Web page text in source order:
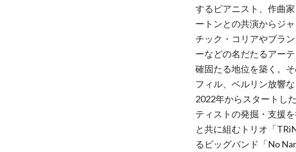
するピアニスト、作曲
ートンとの共演からジ
チック・コリアやブラ
ーなどの名だたるアー
確固たる地位を築く。
フィル、ベルリン放響
2022年からスタートし
ティストの発掘・支援
と共に組むトリオ「
るビッグバンド「No